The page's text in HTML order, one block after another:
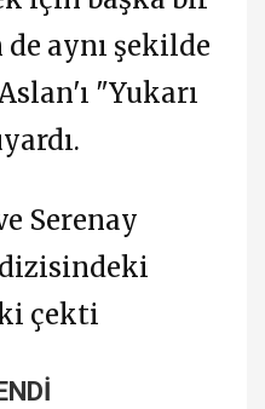
aynı şekilde
"Yukarı